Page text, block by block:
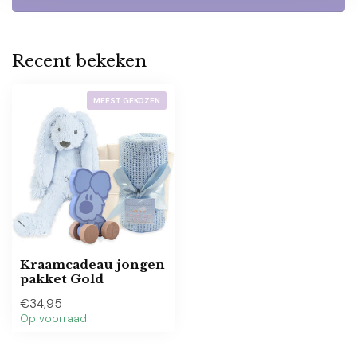
Recent bekeken
MEEST GEKOZEN
Kraamcadeau jongen
pakket Gold
€34,95
Op voorraad